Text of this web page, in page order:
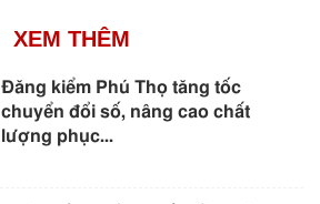
XEM THÊM
Đăng kiểm Phú Thọ tăng tốc
chuyển đổi số, nâng cao chất
lượng phục...